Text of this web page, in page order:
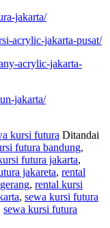
jakarta/
acrylic-jakarta-pusat/
acrylic-jakarta-
jakarta/
kursi futura Ditandai
futura bandung,
futura jakarta,
jakareta, rental
, rental kursi
, sewa kursi futura
sewa kursi futura